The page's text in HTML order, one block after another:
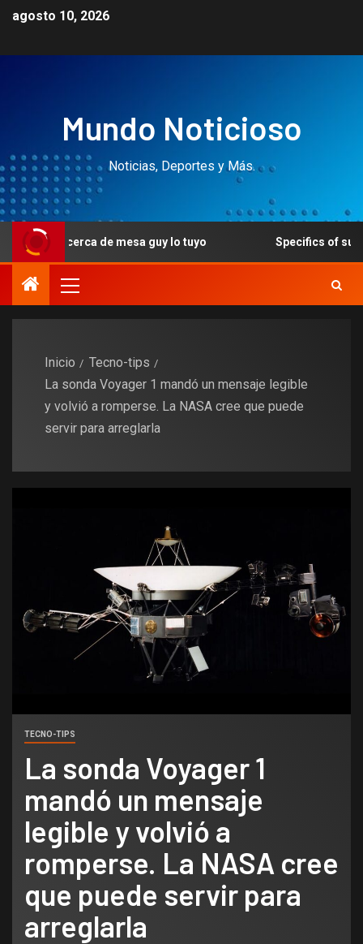
agosto 10, 2026
Mundo Noticioso
Noticias, Deportes y Más.
de mesa guy lo tuyo Specifics of such
Inicio
Tecno-tips
La sonda Voyager 1 mandó un mensaje legible
y volvió a romperse. La NASA cree que puede
servir para arreglarla
TECNO-TIPS
La sonda Voyager 1
mandó un mensaje
legible y volvió a
romperse. La NASA cree
que puede servir para
arreglarla